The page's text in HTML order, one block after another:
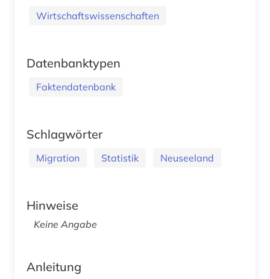
Wirtschaftswissenschaften
Datenbanktypen
Faktendatenbank
Schlagwörter
Migration Statistik Neuseeland
Hinweise
Keine Angabe
Anleitung